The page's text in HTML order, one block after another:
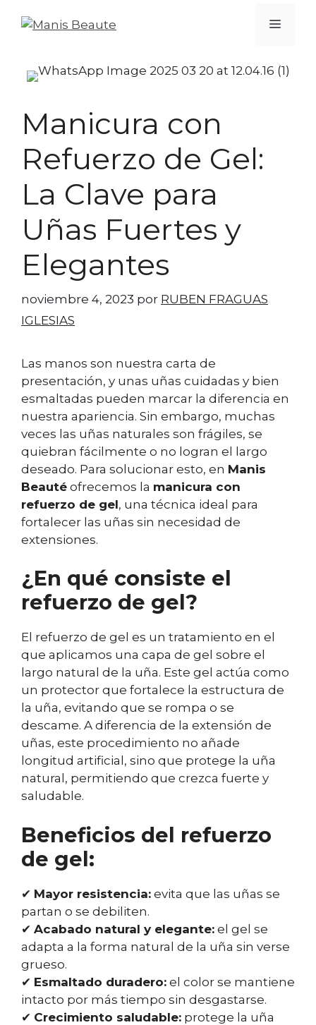
Manicura con
Refuerzo de Gel:
La Clave para
Uñas Fuertes y
Elegantes
noviembre 4, 2023 por RUBEN FRAGUAS
IGLESIAS
Las manos son nuestra carta de
presentación, y unas uñas cuidadas y bien
esmaltadas pueden marcar la diferencia en
nuestra apariencia. Sin embargo, muchas
veces las uñas naturales son frágiles, se
quiebran fácilmente o no logran el largo
deseado. Para solucionar esto, en Manis
Beauté ofrecemos la manicura con
refuerzo de gel, una técnica ideal para
fortalecer las uñas sin necesidad de
extensiones.
¿En qué consiste el
refuerzo de gel?
El refuerzo de gel es un tratamiento en el
que aplicamos una capa de gel sobre el
largo natural de la uña. Este gel actúa como
un protector que fortalece la estructura de
la uña, evitando que se rompa o se
descame. A diferencia de la extensión de
uñas, este procedimiento no añade
longitud artificial, sino que protege la uña
natural, permitiendo que crezca fuerte y
saludable.
Beneficios del refuerzo
de gel:
✔ Mayor resistencia: evita que las uñas se
partan o se debiliten.
✔ Acabado natural y elegante: el gel se
adapta a la forma natural de la uña sin verse
grueso.
✔ Esmaltado duradero: el color se mantiene
intacto por más tiempo sin desgastarse.
✔ Crecimiento saludable: protege la uña